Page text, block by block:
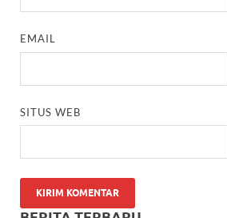
EMAIL
SITUS WEB